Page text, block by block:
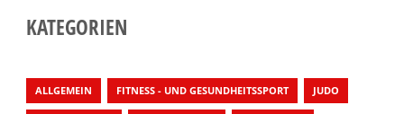
KATEGORIEN
ALLGEMEIN FITNESS - UND GESUNDHEITSSPORT JUDO